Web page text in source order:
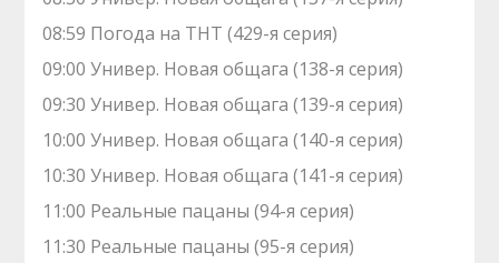
08:59 Погода на ТНТ (429-я серия)
09:00 Универ. Новая общага (138-я серия)
09:30 Универ. Новая общага (139-я серия)
10:00 Универ. Новая общага (140-я серия)
10:30 Универ. Новая общага (141-я серия)
11:00 Реальные пацаны (94-я серия)
11:30 Реальные пацаны (95-я серия)